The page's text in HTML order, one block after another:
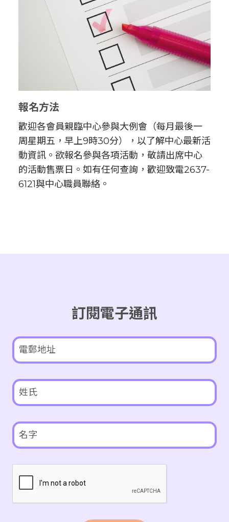
報名方法
歡迎各會員親臨中心參與大例會（每月最後一
周星期五，早上9時30分），以了解中心最新活
動資訊。欲報名參與各項活動，敬請出席中心
的活動售票日。如有任何查詢，歡迎致電2637-
6121與中心職員聯絡。
訂閱電子通訊